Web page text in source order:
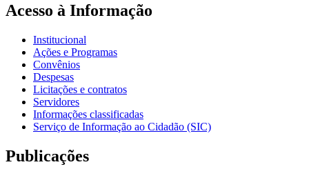
Acesso à Informação
Institucional
Ações e Programas
Convênios
Despesas
Licitações e contratos
Servidores
Informações classificadas
Serviço de Informação ao Cidadão (SIC)
Publicações